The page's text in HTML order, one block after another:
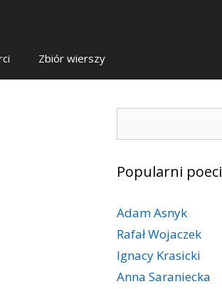
Zbiór wierszy
Popularni poeci
Adam Asnyk
Rafał Wojaczek
Ignacy Krasicki
Anna Saraniecka